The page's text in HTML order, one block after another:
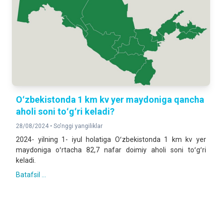
Oʻzbekistonda 1 km kv yer maydoniga qancha
aholi soni toʻgʻri keladi?
28/08/2024 • So'nggi yangiliklar
2024- yilning 1- iyul holatiga Oʻzbekistonda 1 km kv yer
maydoniga oʻrtacha 82,7 nafar doimiy aholi soni toʻgʻri
keladi.
Batafsil ...